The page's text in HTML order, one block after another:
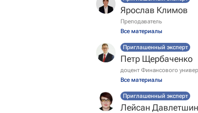
Ярослав Климов
Преподаватель
Все материалы
Приглашенный эксперт
Петр Щербаченко
доцент Финансового
Все материалы
Приглашенный эксперт
Лейсан